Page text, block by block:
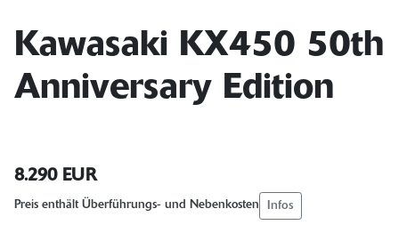
Kawasaki KX450 50th
Anniversary Edition
8.290 EUR
Preis enthält Überführungs- und Nebenkosten Infos